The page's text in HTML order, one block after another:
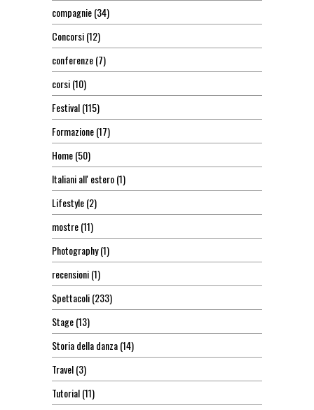
compagnie(34)
Concorsi(12)
conferenze(7)
corsi(10)
Festival(115)
Formazione(17)
Home(50)
Italiani all' estero(1)
Lifestyle(2)
mostre(11)
Photography(1)
recensioni(1)
Spettacoli(233)
Stage(13)
Storia della danza(14)
Travel(3)
Tutorial(11)